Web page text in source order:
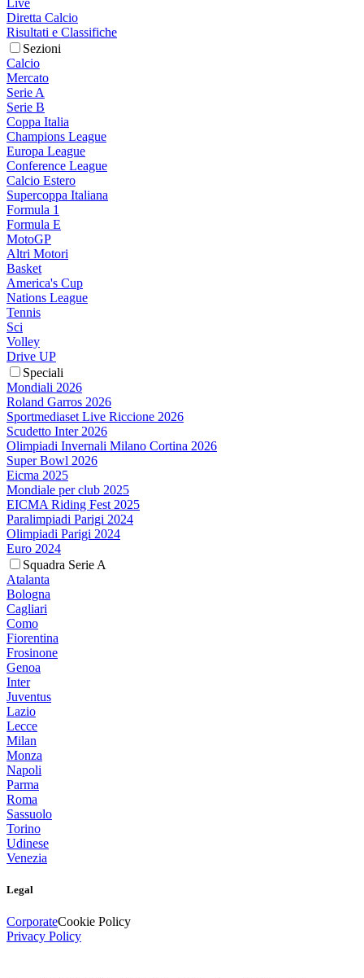
Diretta Calcio
Risultati e Classifiche
Sezioni
Calcio
Mercato
Serie A
Serie B
Coppa Italia
Champions League
Europa League
Conference League
Calcio Estero
Supercoppa Italiana
Formula 1
Formula E
MotoGP
Altri Motori
Basket
America's Cup
Nations League
Tennis
Sci
Volley
Drive UP
Speciali
Mondiali 2026
Roland Garros 2026
Sportmediaset Live Riccione 2026
Scudetto Inter 2026
Olimpiadi Invernali Milano Cortina 2026
Super Bowl 2026
Eicma 2025
Mondiale per club 2025
EICMA Riding Fest 2025
Paralimpiadi Parigi 2024
Olimpiadi Parigi 2024
Euro 2024
Squadra Serie A
Atalanta
Bologna
Cagliari
Como
Fiorentina
Frosinone
Genoa
Inter
Juventus
Lazio
Lecce
Milan
Monza
Napoli
Parma
Roma
Sassuolo
Torino
Udinese
Venezia
Legal
CorporateCookie Policy
Privacy Policy